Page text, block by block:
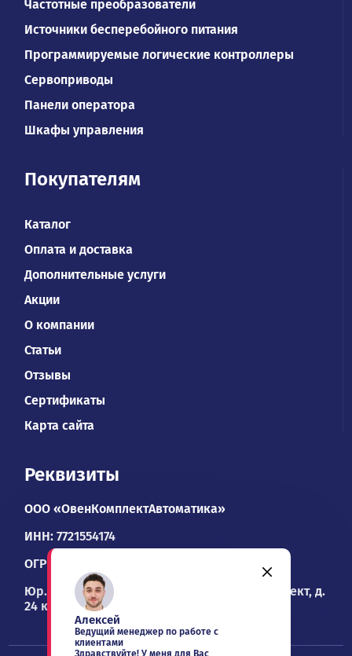
Частотные преобразователи
Источники бесперебойного питания
Программируемые логические контроллеры
Сервоприводы
Панели оператора
Шкафы управления
Покупателям
Каталог
Оплата и доставка
Дополнительные услуги
Акции
О компании
Статьи
Отзывы
Сертификаты
Карта сайта
Реквизиты
ООО «ОвенКомплектАвтоматика»
ИНН: 7721554174
ОГРН: 1067746534900
Юр. адрес: 109428, Москва, Рязанский проспект, д.
24 к. 2, офис 1101
Алексей
Ведущий менеджер по работе с
клиентами
Здравствуйте! У меня для Вас